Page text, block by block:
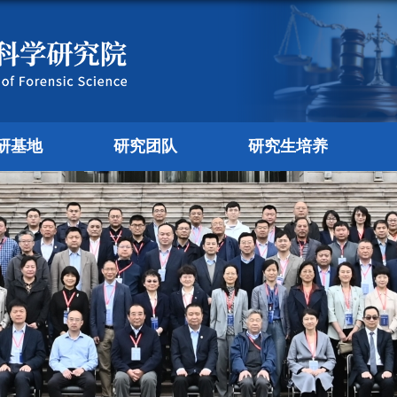
基地 研究团队 研究生培养